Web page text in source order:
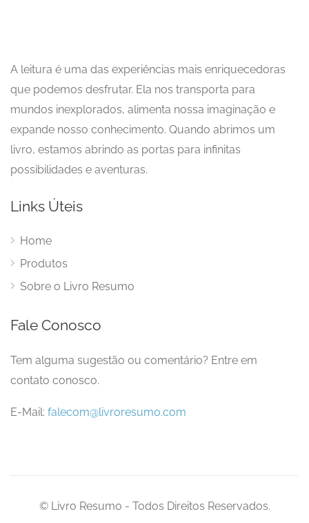
A leitura é uma das experiências mais enriquecedoras
que podemos desfrutar. Ela nos transporta para
mundos inexplorados, alimenta nossa imaginação e
expande nosso conhecimento. Quando abrimos um
livro, estamos abrindo as portas para infinitas
possibilidades e aventuras.
Links Úteis
Home
Produtos
Sobre o Livro Resumo
Fale Conosco
Tem alguma sugestão ou comentário? Entre em
contato conosco.
E-Mail: falecom@livroresumo.com
© Livro Resumo - Todos Direitos Reservados.